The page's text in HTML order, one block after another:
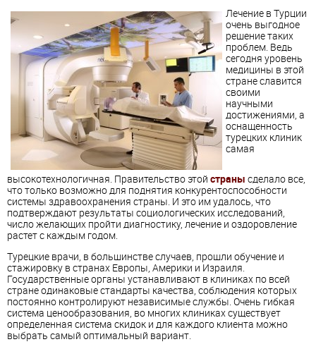
Лечение в Турции
очень выгодное
решение таких
проблем. Ведь
сегодня уровень
медицины в этой
стране славится
своими
научными
достижениями, а
оснащенность
турецких клиник
самая
высокотехнологичная. Правительство этой страны сделало все,
что только возможно для поднятия конкурентоспособности
системы здравоохранения страны. И это им удалось, что
подтверждают результаты социологических исследований,
число желающих пройти диагностику, лечение и оздоровление
растет с каждым годом.
Турецкие врачи, в большинстве случаев, прошли обучение и
стажировку в странах Европы, Америки и Израиля.
Государственные органы устанавливают в клиниках по всей
стране одинаковые стандарты качества, соблюдения которых
постоянно контролируют независимые службы. Очень гибкая
система ценообразования, во многих клиниках существует
определенная система скидок и для каждого клиента можно
выбрать самый оптимальный вариант.